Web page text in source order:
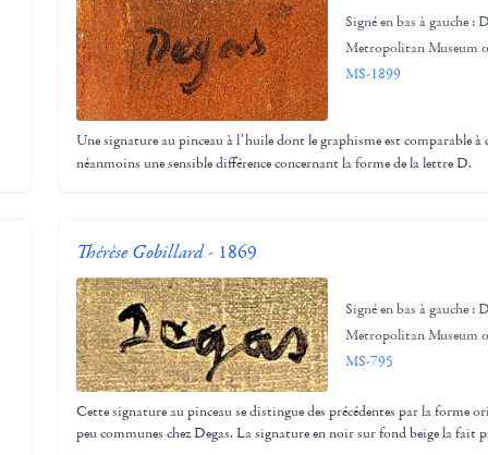
Signé en bas à gauche :
Metropolitan Museum
MS-1899
Une signature au pinceau à l’huile dont le graphisme est comparable à
néanmoins une sensible différence concernant la forme de la lettre D.
Thérèse Gobillard- 1869
Signé en bas à gauche :
Metropolitan Museum
MS-795
Cette signature au pinceau se distingue des précédentes par la forme
peu communes chez Degas. La signature en noir sur fond beige la fait